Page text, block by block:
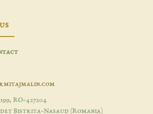
RO-427204
Bistrita-Nasaud (Romania)